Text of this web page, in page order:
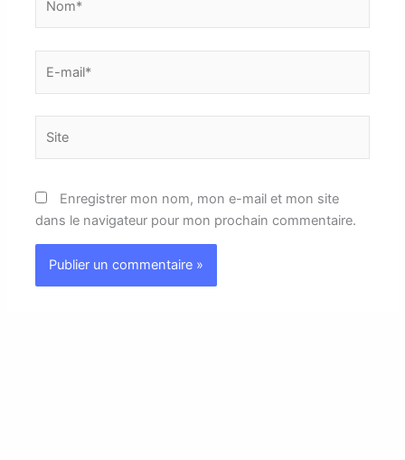
mail*
Enregistrer mon nom, mon e-mail et mon site
dans le navigateur pour mon prochain commentaire.